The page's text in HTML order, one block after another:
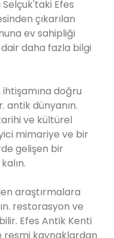
Efes
çıkarılan
ev sahipliği
daha fazla bilgi
doğru
antik dünyanın.
ve kültürel
mimariye ve bir
gelişen bir
araştırmalara
restorasyon ve
Efes Antik Kenti
resmi kaynaklardan